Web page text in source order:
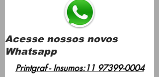
Acesse nossos novos
Whatsapp
Printgraf - Insumos:11 97399-0004